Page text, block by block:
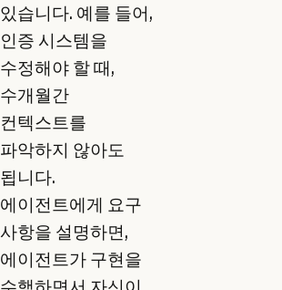
있습니다. 예를 들어,
인증 시스템을
수정해야 할 때,
수개월간
컨텍스트를
파악하지 않아도
됩니다.
에이전트에게 요구
사항을 설명하면,
에이전트가 구현을